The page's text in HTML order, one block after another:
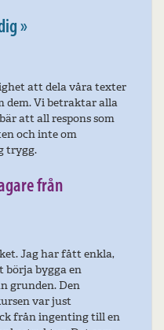
»
att dela våra texter
dem. Vi betraktar alla
att all respons som
och inte om
trygg.
från
Jag har fått enkla,
bygga en
grunden. Den
var just
från ingenting till en